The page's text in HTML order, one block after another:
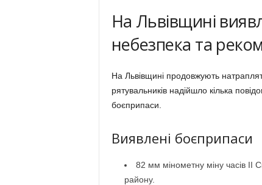
На Львівщині
небезпека та
На Львівщині продовжують
рятувальників надійшло кілька
боєприпаси.
Виявлені боєприпаси
82 мм мінометну міну часів ІІ
району.